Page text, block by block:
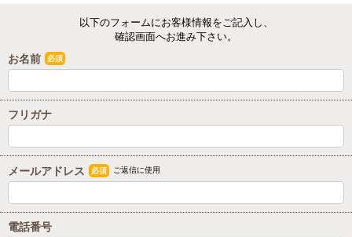
以下のフォームにお客様情報をご記入し、
確認画面へお進み下さい。
お名前 必須
フリガナ
メールアドレス 必須 ご返信に使用
電話番号